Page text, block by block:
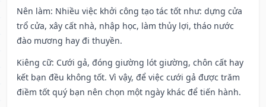
Nên làm: Nhiều việc khởi công tạo tác tốt như: dựng cửa
trổ cửa, xây cất nhà, nhập học, làm thủy lợi, tháo nước
đào mương hay đi thuyền.
Kiêng cữ: Cưới gả, đóng giường lót giường, chôn cất hay
kết bạn đều không tốt. Vì vậy, để việc cưới gả được trăm
điềm tốt quý bạn nên chọn một ngày khác để tiến hành.